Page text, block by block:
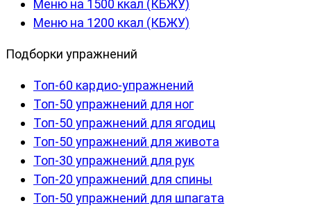
Меню на 1500 ккал (КБЖУ)
Меню на 1200 ккал (КБЖУ)
Подборки упражнений
Топ-60 кардио-упражнений
Топ-50 упражнений для ног
Топ-50 упражнений для ягодиц
Топ-50 упражнений для живота
Топ-30 упражнений для рук
Топ-20 упражнений для спины
Топ-50 упражнений для шпагата